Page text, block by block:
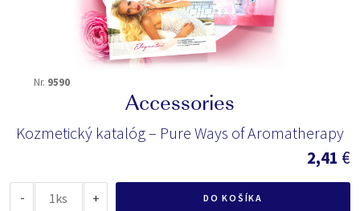
Nr. 9590
Accessories
Kozmetický katalóg – Pure Ways of Aromatherapy
2,41 €
- ks + DO KOŠÍKA